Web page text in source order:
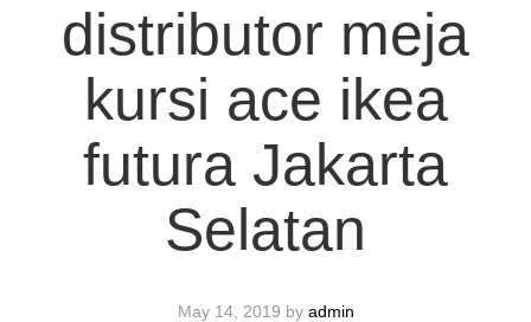
distributor meja
kursi ace ikea
futura Jakarta
Selatan
May 14, 2019 by admin